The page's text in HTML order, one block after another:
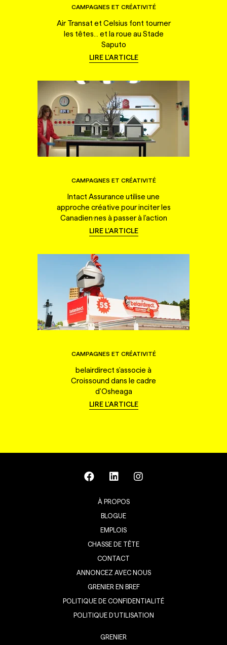
CAMPAGNES ET CRÉATIVITÉ
Air Transat et Celsius font tourner
les têtes... et la roue au Stade
Saputo
LIRE L'ARTICLE
CAMPAGNES ET CRÉATIVITÉ
Intact Assurance utilise une
approche créative pour inciter les
Canadien·nes à passer à l'action
LIRE L'ARTICLE
CAMPAGNES ET CRÉATIVITÉ
belairdirect s'associe à
Croissound dans le cadre
d'Osheaga
LIRE L'ARTICLE
À PROPOS
BLOGUE
EMPLOIS
CHASSE DE TÊTE
CONTACT
ANNONCEZ AVEC NOUS
GRENIER EN BREF
POLITIQUE DE CONFIDENTIALITÉ
POLITIQUE D’UTILISATION
GRENIER